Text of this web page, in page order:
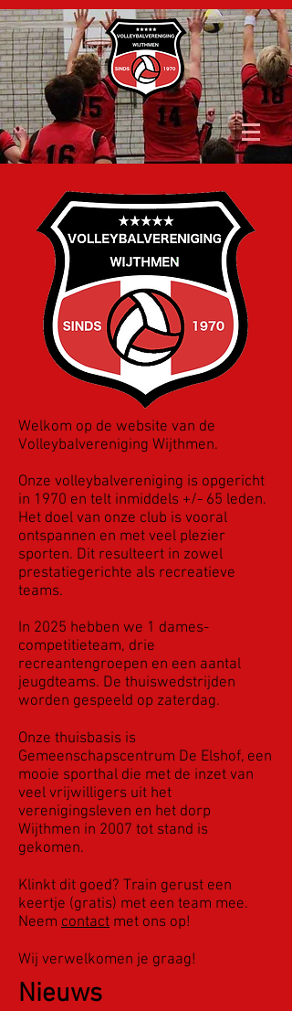
Welkom op de website van de
Volleybalvereniging Wijthmen.
Onze volleybalvereniging is opgericht
in 1970 en telt inmiddels +/- 65 leden.
Het doel van onze club is vooral
ontspannen en met veel plezier
sporten. Dit resulteert in zowel
prestatiegerichte als recreatieve
teams.
In 2025 hebben we 1 dames-
competitieteam, drie
recreantengroepen en een aantal
jeugdteams. De thuiswedstrijden
worden gespeeld op zaterdag.
Onze thuisbasis is
Gemeenschapscentrum De Elshof, een
mooie sporthal die met de inzet van
veel vrijwilligers uit het
verenigingsleven en het dorp
Wijthmen in 2007 tot stand is
gekomen.
Klinkt dit goed? Train gerust een
keertje (gratis) met een team mee.
Neem contact met ons op!
Wij verwelkomen je graag!
Nieuws